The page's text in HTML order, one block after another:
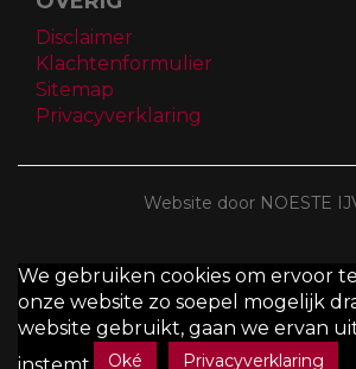
Disclaimer
Klachtenformulier
Sitemap
Privacyverklaring
Website door NOESTE
We gebruiken cookies om ervoor
onze website zo soepel mogelijk
website gebruikt, gaan we ervan
Oké Privacyverklaring